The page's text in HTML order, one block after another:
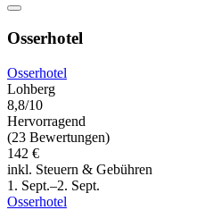
Osserhotel
Osserhotel
Lohberg
8,8/10
Hervorragend
(23 Bewertungen)
142 €
inkl. Steuern & Gebühren
1. Sept.–2. Sept.
Osserhotel